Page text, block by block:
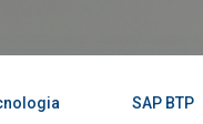
SAP BTP